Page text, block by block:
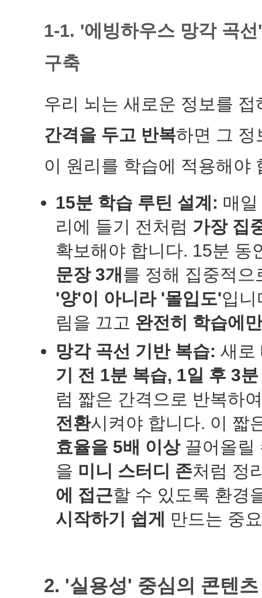
1-1. '에빙하우스 망각 곡
구축
우리 뇌는 새로운 정보를
간격을 두고 반복하면 그 정
이 원리를 학습에 적용해야
15분 학습 루틴 설계: 매
리에 들기 전처럼 가장 집
확보해야 합니다. 15분 동
문장 3개 를 정해 집중적
'양'이 아니라 '몰입도'입니
림을 끄고 완전히 학습에
망각 곡선 기반 복습: 새로
기 전 1분 복습, 1일 후 3
럼 짧은 간격으로 반복하
전환시켜야 합니다. 이 짧
효율을 5배 이상끌어올릴
을 미니 스터디 존처럼 정
에 접근할 수 있도록 환경
시작하기 쉽게
만드는 중
2. '실용성' 중심의 콘텐